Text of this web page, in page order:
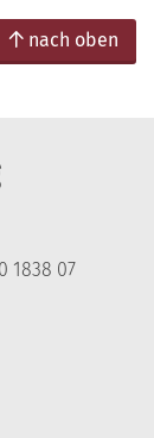
nach oben
1838 07